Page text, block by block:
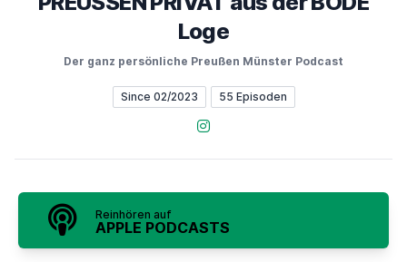
Loge
Der ganz persönliche Preußen Münster Podcast
Since 02/2023 55 Episoden
Instagram
Reinhören auf
APPLE PODCASTS